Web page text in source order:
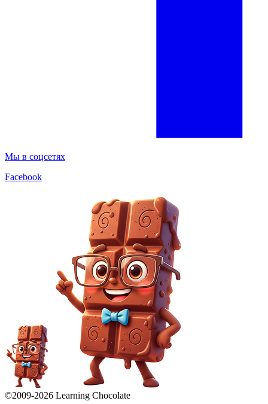
Мы в соцсетях
Facebook
©2009-2026 Learning Chocolate